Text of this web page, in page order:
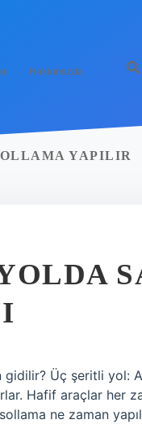
Hakkımızda
YAPILIR
Üç şeritli yol:
Hafif araçlar her
ne zaman